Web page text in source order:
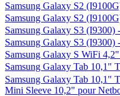
Samsung Galaxy S2
Samsung Galaxy S2
Samsung Galaxy S3 (I9300)
Samsung Galaxy S3 (I9300)
Samsung Galaxy S WiFi
Samsung Galaxy Tab 10,1"
Samsung Galaxy Tab 10,1"
Mini Sleeve 10,2" pour